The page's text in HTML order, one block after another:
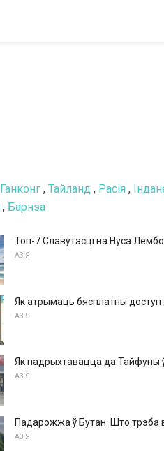
Ганконг , Тайланд , Расія ,
, Барнэа
Топ-7 Славутасці на Нуса
АЗІЯ
Як атрымаць бясплатны доступ
АЗІЯ
Як падрыхтавацца да Тайфуны
АЗІЯ
Падарожжа ў Бутан: Што трэба
АЗІЯ